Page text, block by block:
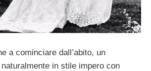
a cominciare dall’abito, un
in stile impero con